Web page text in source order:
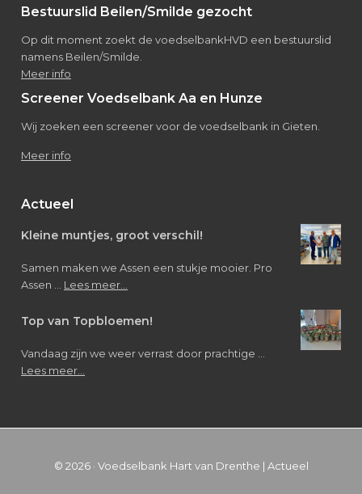
Bestuurslid Beilen/Smilde gezocht
Op dit moment zoekt de voedselbankHVD een bestuurslid
namens Beilen/Smilde.
Meer info
Screener Voedselbank Aa en Hunze
Wij zoeken een screener voor de voedselbank in Gieten.
Meer info
Actueel
Kleine muntjes, groot verschil!
Samen maken we Assen een stukje mooier. Pro
Assen … Lees meer...
muntjes,
verschil!
Top van Topbloemen!
Vandaag zijn we weer verrast door prachtige …
Lees meer...
© 2026 · Voedselbank Hart van Drenthe | Actueel